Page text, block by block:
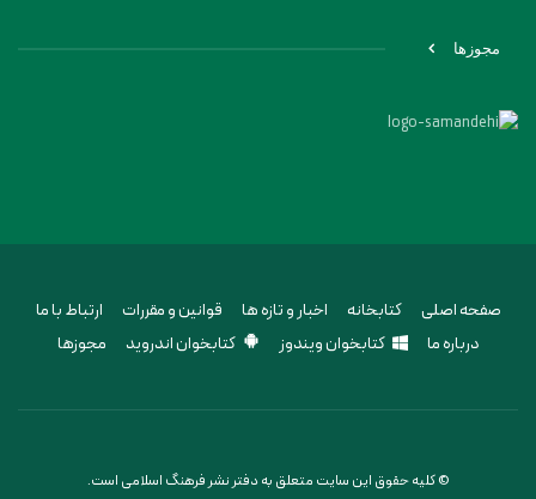
مجوزها
صفحه اصلی کتابخانه اخبار و تازه ها قوانین و مقررات
ارتباط با ما
درباره ما
کتابخوان ویندوز کتابخوان اندروید مجوزها
© کلیه حقوق این سایت متعلق به دفتر نشر فرهنگ اسلامی است.